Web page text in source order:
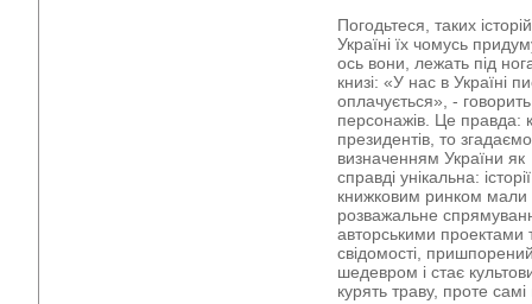
Погодьтеся, таких
Україні їх чомусь
ось вони, лежать під
книзі: «У нас в Україні
оплачується», -
персонажів. Це правда:
президентів, то
визначенням України як
справді унікальна:
книжковим ринком мали
розважальне
авторськими проектами
свідомості,
шедевром і стає
курять траву, проте